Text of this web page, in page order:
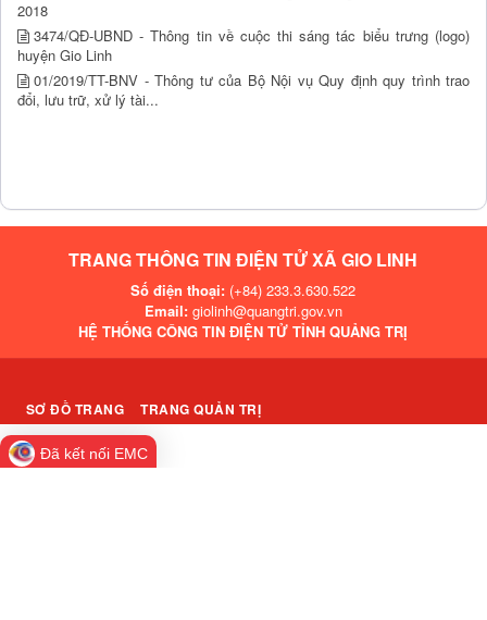
2018
3474/QĐ-UBND - Thông tin về cuộc thi sáng tác biểu trưng (logo)
huyện Gio Linh
01/2019/TT-BNV - Thông tư của Bộ Nội vụ Quy định quy trình trao
đổi, lưu trữ, xử lý tài...
TRANG THÔNG TIN ĐIỆN TỬ XÃ GIO LINH
Số điện thoại: (+84) 233.3.630.522
Email:giolinh@quangtri.gov.vn
HỆ THỐNG CÔNG TIN ĐIỆN TỬ TỈNH QUẢNG TRỊ
SƠ ĐỒ TRANG TRANG QUẢN TRỊ
Đã kết nối EMC